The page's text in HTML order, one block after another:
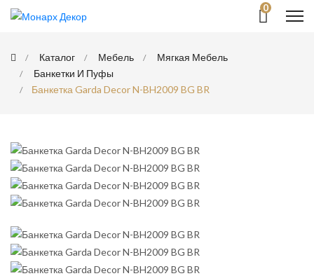
0
Каталог Мебель
Мягкая Мебель
Банкетки И Пуфы
Банкетка Garda Decor N-BH2009 BG BR